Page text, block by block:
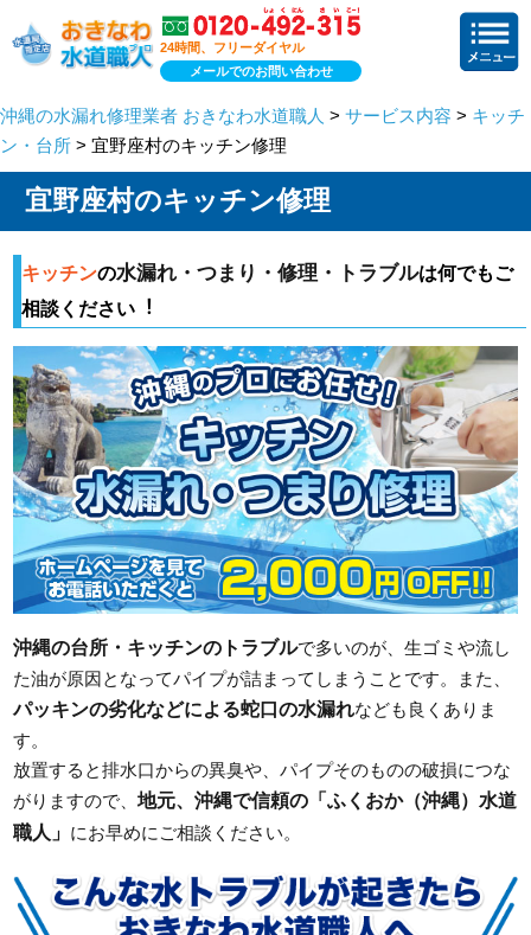
24時間、フリーダイヤル
メールでのお問い合わせ
沖縄の水漏れ修理業者 おきなわ水道職人 > サービス内容 > キッチ
ン・台所 > 宜野座村のキッチン修理
宜野座村のキッチン修理
キッチンの水漏れ・つまり・修理・トラブルは何でもご
相談ください︕
沖縄の台所・キッチンのトラブルで多いのが、生ゴミや流し
た油が原因となってパイプが詰まってしまうことです。また、
パッキンの劣化などによる蛇口の水漏れなども良くありま
す。
放置すると排水口からの異臭や、パイプそのものの破損につな
がりますので、地元、沖縄で信頼の「ふくおか（沖縄）水道
職人」 にお早めにご相談ください。